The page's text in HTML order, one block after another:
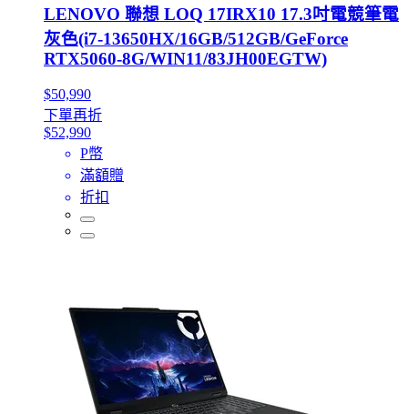
LENOVO 聯想 LOQ 17IRX10 17.3吋電競筆電
灰色(i7-13650HX/16GB/512GB/GeForce
RTX5060-8G/WIN11/83JH00EGTW)
$50,990
下單再折
$52,990
P幣
滿額贈
折扣